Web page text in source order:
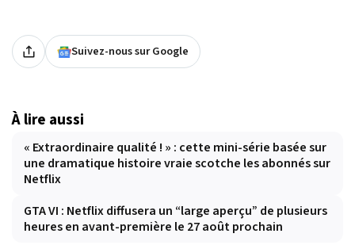
Suivez-nous sur Google
À lire aussi
« Extraordinaire qualité ! » : cette mini-série basée sur
une dramatique histoire vraie scotche les abonnés sur
Netflix
GTA VI : Netflix diffusera un “large aperçu” de plusieurs
heures en avant-première le 27 août prochain